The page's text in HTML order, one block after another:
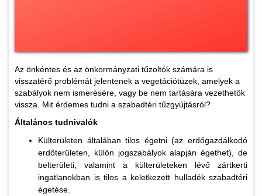
Az önkéntes és az önkormányzati tűzoltók számára is
visszatérő problémát jelentenek a vegetációtüzek, amelyek a
szabályok nem ismerésére, vagy be nem tartására vezethetők
vissza. Mit érdemes tudni a szabadtéri tűzgyújtásról?
Általános tudnivalók
Külterületen általában tilos égetni (az erdőgazdálkodó
erdőterületen, külön jogszabályok alapján égethet), de
belterületi, valamint a külterületeken lévő zártkerti
ingatlanokban is tilos a keletkezett hulladék szabadtéri
égetése.